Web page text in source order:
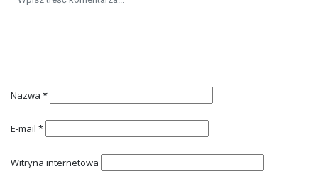
Nazwa *
E-mail *
Witryna internetowa